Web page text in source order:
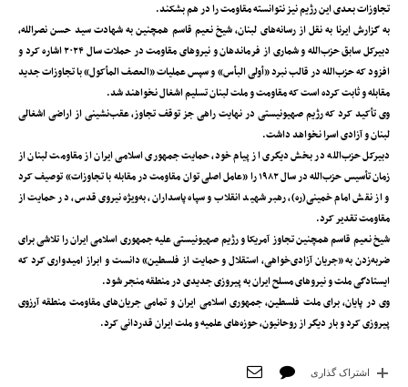
تجاوزات بعدی این رژیم نیز نتوانسته مقاومت را در هم بشکند.
به گزارش ایرنا به نقل از رسانه‌های لبنان، شیخ نعیم قاسم همچنین به شهادت سید حسن نصرالله،
دبیرکل سابق حزب‌الله و شماری از فرماندهان و نیروهای مقاومت در حملات سال ۲۰۲۴ اشاره کرد و
افزود که حزب‌الله در قالب نبرد «أولی البأس» و سپس عملیات «العصف المأکول» با تجاوزات جدید
مقابله و ثابت کرده است که مقاومت و ملت لبنان تسلیم اشغال نخواهند شد.
وی تأکید کرد که رژیم صهیونیستی در نهایت راهی جز توقف تجاوز، عقب‌نشینی از اراضی اشغالی
لبنان و آزادی اسرا نخواهد داشت.
دبیرکل حزب‌الله در بخش دیگری از پیام خود، حمایت جمهوری اسلامی ایران از مقاومت لبنان از
زمان تأسیس حزب‌الله در سال ۱۹۸۲ را «عامل اصلی توان مقاومت در مقابله با تجاوزات» توصیف کرد
و از نقش امام خمینی(ره)، رهبر شهید انقلاب و سپاه پاسداران، به‌ویژه نیروی قدس، در حمایت از
مقاومت تقدیر کرد.
شیخ نعیم قاسم همچنین تجاوز آمریکا و رژیم صهیونیستی علیه جمهوری اسلامی ایران را تلاشی برای
ضربه‌زدن به «جریان آزادی‌خواهی، استقلال و حمایت از فلسطین» دانست و ابراز امیدواری کرد که
ایستادگی ملت و نیروهای مسلح ایران به پیروزی جدیدی در منطقه منجر شود.
وی در پایان، برای ملت فلسطین، جمهوری اسلامی ایران و تمامی جریان‌های مقاومت منطقه آرزوی
پیروزی کرد و بار دیگر از روحانیون، حوزه‌های علمیه و ملت ایران قدردانی کرد.
اشتراک گذاری